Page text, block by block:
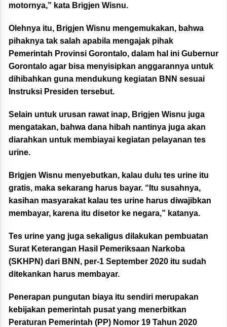
motornya,” kata Brigjen Wisnu.
Olehnya itu, Brigjen Wisnu mengemukakan, bahwa
pihaknya tak salah apabila mengajak pihak
Pemerintah Provinsi Gorontalo, dalam hal ini Gubernur
Gorontalo agar bisa menyisipkan anggarannya untuk
dihibahkan guna mendukung kegiatan BNN sesuai
Instruksi Presiden tersebut.
Selain untuk urusan rawat inap, Brigjen Wisnu juga
mengatakan, bahwa dana hibah nantinya juga akan
diarahkan untuk membiayai kegiatan pelayanan tes
urine.
Brigjen Wisnu menyebutkan, kalau dulu tes urine itu
gratis, maka sekarang harus bayar. “Itu susahnya,
kasihan masyarakat kalau tes urine harus diwajibkan
membayar, karena itu disetor ke negara,” katanya.
Tes urine yang juga sekaligus dilakukan pembuatan
Surat Keterangan Hasil Pemeriksaan Narkoba
(SKHPN) dari BNN, per-1 September 2020 itu sudah
ditekankan harus membayar.
Penerapan pungutan biaya itu sendiri merupakan
kebijakan pemerintah pusat yang menerbitkan
Peraturan Pemerintah (PP) Nomor 19 Tahun 2020